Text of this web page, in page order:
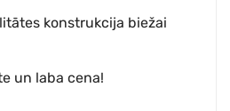
konstrukcija biežai
un laba cena!